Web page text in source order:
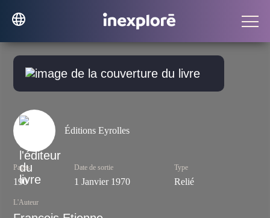
Éditions Eyrolles
Pages
190
Date de sortie
1 Janvier 1970
Type
Relié
L'Auteur